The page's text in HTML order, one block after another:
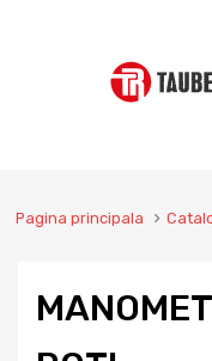
Pagina principala